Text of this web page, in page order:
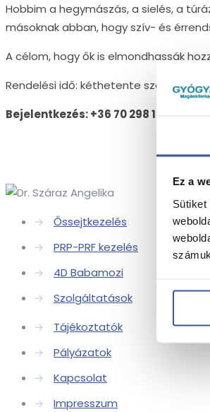
Ez a
Hobbim a hegymászás, a sielés, a
másoknak abban, hogy szív- és
A célom, hogy ők is elmondhassák
Rendelési idő: kéthetente szerdán 16-
Bejelentkezés: +36 70 298 1385
→
Őssejtkezelés
→
PRP-PRF kezelés
→
4D Babamozi
→
Szolgáltatások
→
Tájékoztatók
→
Pályázatok
→
Kapcsolat
→
Impresszum